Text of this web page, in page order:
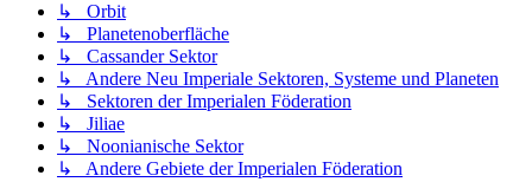
↳ Orbit
↳ Planetenoberfläche
↳ Cassander Sektor
↳ Andere Neu Imperiale Sektoren, Systeme und Planeten
↳ Sektoren der Imperialen Föderation
↳ Jiliae
↳ Noonianische Sektor
↳ Andere Gebiete der Imperialen Föderation